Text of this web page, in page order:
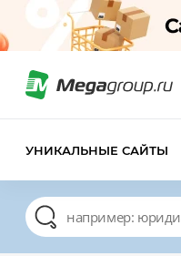
УНИКАЛЬНЫЕ САЙТЫ